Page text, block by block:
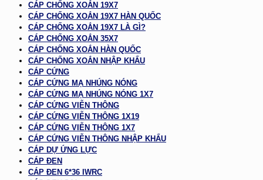
CÁP CHỐNG XOẮN 19X7
CÁP CHỐNG XOẮN 19X7 HÀN QUỐC
CÁP CHỐNG XOẮN 19X7 LÀ GÌ?
CÁP CHỐNG XOẮN 35X7
CÁP CHỐNG XOẮN HÀN QUỐC
CÁP CHỐNG XOẮN NHẬP KHẨU
CÁP CỨNG
CÁP CỨNG MẠ NHÚNG NÓNG
CÁP CỨNG MẠ NHÚNG NÓNG 1X7
CÁP CỨNG VIỄN THÔNG
CÁP CỨNG VIỄN THÔNG 1X19
CÁP CỨNG VIỄN THÔNG 1X7
CÁP CỨNG VIỄN THÔNG NHẬP KHẨU
CÁP DỰ ỨNG LỰC
CÁP ĐEN
CÁP ĐEN 6*36 IWRC